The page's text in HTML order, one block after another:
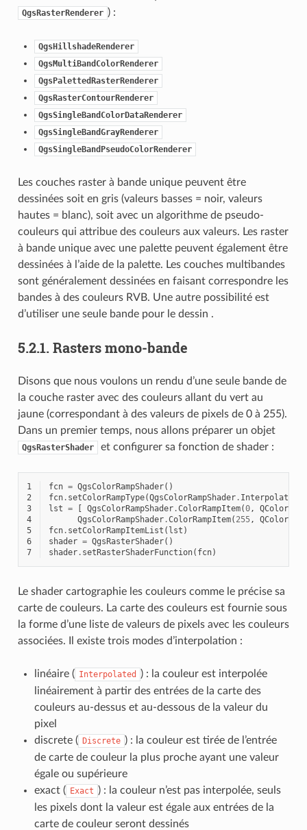
QgsRasterRenderer ) :
QgsHillshadeRenderer
QgsMultiBandColorRenderer
QgsPalettedRasterRenderer
QgsRasterContourRenderer
QgsSingleBandColorDataRenderer
QgsSingleBandGrayRenderer
QgsSingleBandPseudoColorRenderer
Les couches raster à bande unique peuvent être
dessinées soit en gris (valeurs basses = noir, valeurs
hautes = blanc), soit avec un algorithme de pseudo-
couleurs qui attribue des couleurs aux valeurs. Les raster
à bande unique avec une palette peuvent également être
dessinées à l’aide de la palette. Les couches multibandes
sont généralement dessinées en faisant correspondre les
bandes à des couleurs RVB. Une autre possibilité est
d’utiliser une seule bande pour le dessin .
5.2.1. Rasters mono-bande
Disons que nous voulons un rendu d’une seule bande de
la couche raster avec des couleurs allant du vert au
jaune (correspondant à des valeurs de pixels de 0 à 255).
Dans un premier temps, nous allons préparer un objet
QgsRasterShader et configurer sa fonction de shader :
1 fcn = QgsColorRampShader()
2
fcn. setColorRampType(QgsColorRampShader. Interpolated
3
lst = [ QgsColorRampShader.ColorRampItem(0, QColor(
4
QgsColorRampShader.ColorRampItem( 255, QColor(
5
fcn. setColorRampItemList ( lst )
6
shader = QgsRasterShader()
7
shader. setRasterShaderFunction( fcn)
Le shader cartographie les couleurs comme le précise sa
carte de couleurs. La carte des couleurs est fournie sous
la forme d’une liste de valeurs de pixels avec les couleurs
associées. Il existe trois modes d’interpolation :
linéaire ( Interpolated
) : la couleur est interpolée
linéairement à partir des entrées de la carte des
couleurs au-dessus et au-dessous de la valeur du
pixel
discrete ( Discrete ) : la couleur est tirée de l’entrée
de carte de couleur la plus proche ayant une valeur
égale ou supérieure
exact ( Exact ) : la couleur n’est pas interpolée, seuls
les pixels dont la valeur est égale aux entrées de la
carte de couleur seront dessinés